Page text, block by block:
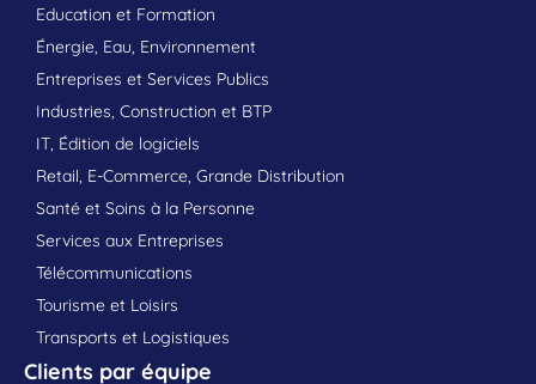
Education et Formation
Énergie, Eau, Environnement
Entreprises et Services Publics
Industries, Construction et BTP
IT, Édition de logiciels
Retail, E-Commerce, Grande Distribution
Santé et Soins à la Personne
Services aux Entreprises
Télécommunications
Tourisme et Loisirs
Transports et Logistiques
Clients par équipe